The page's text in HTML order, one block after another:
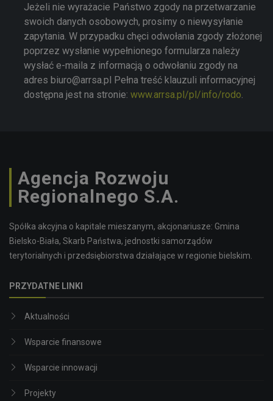
Jeżeli nie wyrażacie Państwo zgody na przetwarzanie
swoich danych osobowych, prosimy o niewysyłanie
zapytania. W przypadku chęci odwołania zgody złożonej
poprzez wysłanie wypełnionego formularza należy
wysłać e-maila z informacją o odwołaniu zgody na
adres biuro@arrsa.pl Pełna treść klauzuli informacyjnej
dostępna jest na stronie: www.arrsa.pl/pl/info/rodo
Agencja Rozwoju
Regionalnego S.A.
Spółka akcyjna o kapitale mieszanym, akcjonariusze: Gmina
Bielsko-Biała, Skarb Państwa, jednostki samorządów
terytorialnych i przedsiębiorstwa działające w regionie bielskim.
PRZYDATNE LINKI
Aktualności
Wsparcie finansowe
Wsparcie innowacji
Projekty